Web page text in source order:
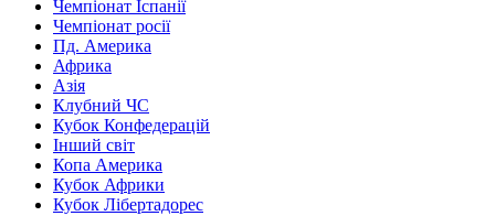
Чемпіонат Іспанії
Чемпіонат росії
Пд. Америка
Африка
Азія
Клубний ЧС
Кубок Конфедерацій
Інший світ
Копа Америка
Кубок Африки
Кубок Лібертадорес